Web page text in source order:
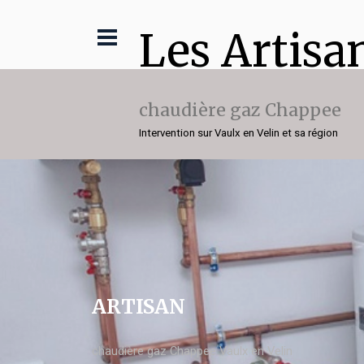
Les
chaudière gaz Chappee
Intervention sur Vaulx en Velin et sa région
ARTISAN
chaudière gaz Chappee Vaulx en Velin